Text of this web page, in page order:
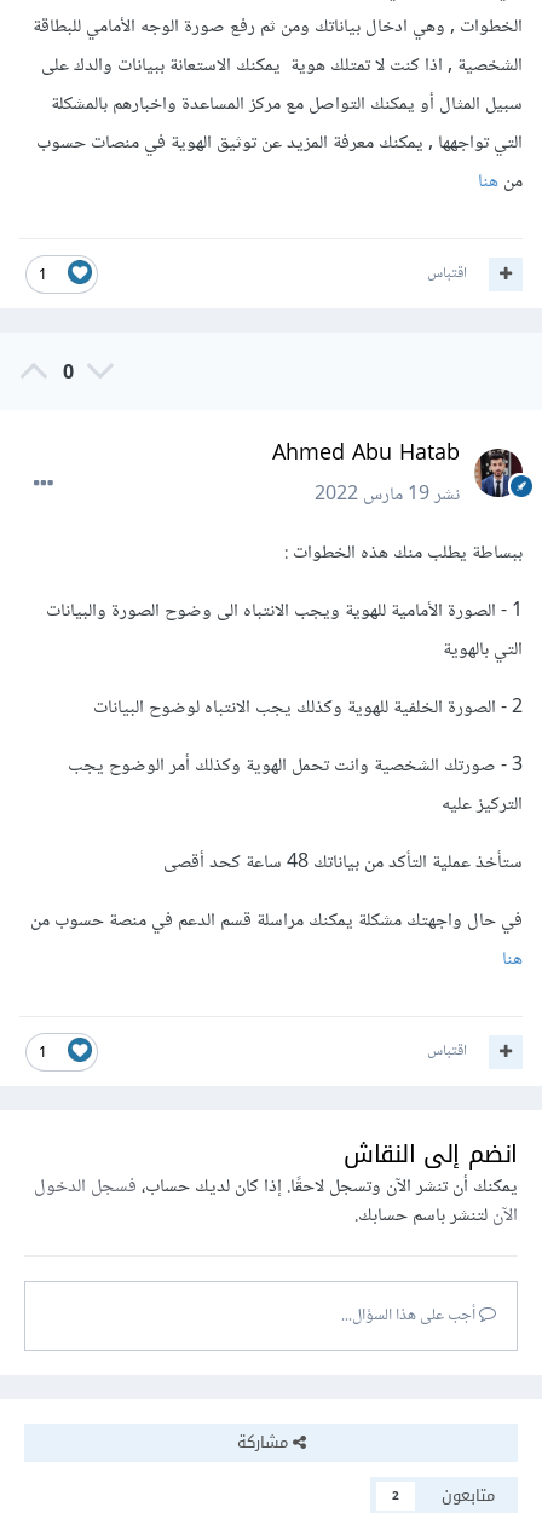
الخطوات , وهي ادخال بياناتك ومن ثم رفع صورة الوجه الأمامي للبطاقة
الشخصية , اذا كنت لا تمتلك هوية يمكنك الاستعانة ببيانات والدك على
سبيل المثال أو يمكنك التواصل مع مركز المساعدة واخبارهم بالمشكلة
التي تواجهها , يمكنك معرفة المزيد عن توثيق الهوية في منصات حسوب
منهنا
1 اقتباس
0
Ahmed Abu Hatab
نشر19 مارس 2022
ببساطة يطلب منك هذه الخطوات :
1 - الصورة الأمامية للهوية ويجب الانتباه الى وضوح الصورة والبيانات
التي بالهوية
2 - الصورة الخلفية للهوية وكذلك يجب الانتباه لوضوح البيانات
3 - صورتك الشخصية وانت تحمل الهوية وكذلك أمر الوضوح يجب
التركيز عليه
ستأخذ عملية التأكد من بياناتك 48 ساعة كحد أقصى
في حال واجهتك مشكلة يمكنك مراسلة قسم الدعم في منصة حسوب من
هنا
1 اقتباس
انضم إلى النقاش
يمكنك أن تنشر الآن وتسجل لاحقًا. إذا كان لديك حساب،فسجل الدخول
الآنلتنشر باسم حسابك.
أجب على هذا السؤال...
مشاركة
متابعون
2